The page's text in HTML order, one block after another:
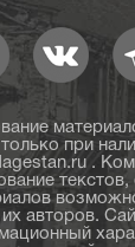
при
.
их авторов.